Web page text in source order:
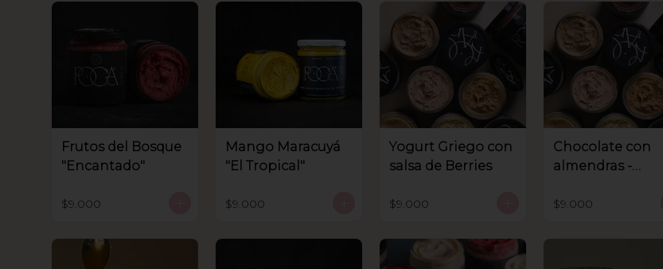
Frutos del Bosque
"Encantado"
$9.000
Mango Maracuyá
"El Tropical"
$9.000
Yogurt Griego con
salsa de Berries
$9.000
Chocolate con
almendras -
$9.000